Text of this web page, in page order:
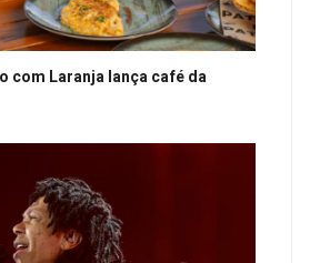
com Laranja lança café da